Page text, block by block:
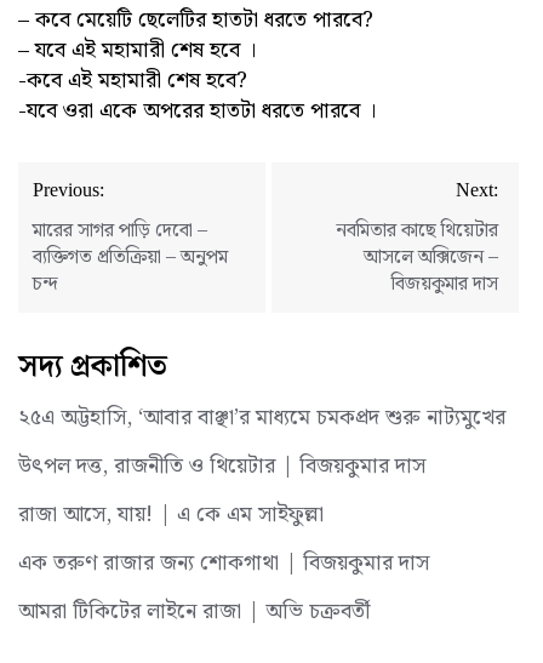
– কবে মেয়েটি ছেলেটির হাতটা ধরতে পারবে?
– যবে এই মহামারী শেষ হবে ।
-কবে এই মহামারী শেষ হবে?
-যবে ওরা একে অপরের হাতটা ধরতে পারবে ।
Post
navigation
Previous:
মারের সাগর পাড়ি দেবো –
ব্যক্তিগত প্রতিক্রিয়া – অনুপম
চন্দ
Next:
নবমিতার কাছে থিয়েটার
আসলে অক্সিজেন –
বিজয়কুমার দাস
সদ্য প্রকাশিত
২৫এ অট্টহাসি, ‘আবার বাঞ্ছা’র মাধ্যমে চমকপ্রদ শুরু নাট্যমুখের
উৎপল দত্ত, রাজনীতি ও থিয়েটার | বিজয়কুমার দাস
রাজা আসে, যায়! | এ কে এম সাইফুল্লা
এক তরুণ রাজার জন্য শোকগাথা | বিজয়কুমার দাস
আমরা টিকিটের লাইনে রাজা | অভি চক্রবর্তী